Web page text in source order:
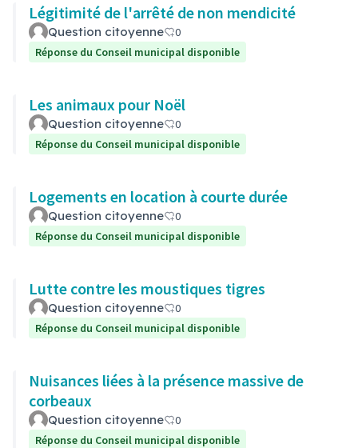
Légitimité de l'arrêté de non mendicité
Question citoyenne
0
Réponse du Conseil municipal disponible
Les animaux pour Noël
Question citoyenne
0
Réponse du Conseil municipal disponible
Logements en location à courte durée
Question citoyenne
0
Réponse du Conseil municipal disponible
Lutte contre les moustiques tigres
Question citoyenne
0
Réponse du Conseil municipal disponible
Nuisances liées à la présence massive de
corbeaux
Question citoyenne
0
Réponse du Conseil municipal disponible